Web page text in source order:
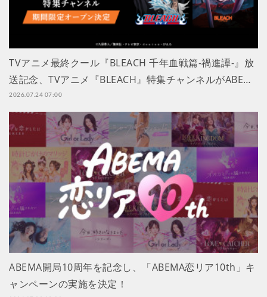
TVアニメ最終クール『BLEACH 千年血戦篇-禍進譚-』放
送記念、TVアニメ『BLEACH』特集チャンネルがABE…
2026.07.24 07:00
ABEMA開局10周年を記念し、「ABEMA恋リア10th」キ
ャンペーンの実施を決定！